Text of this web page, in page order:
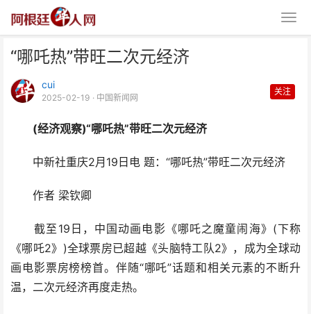
“哪吒热”带旺二次元经济
cui
2025-02-19 · 中国新闻网
关注
(经济观察)“哪吒热”带旺二次元经济
中新社重庆2月19日电 题：“哪吒热”带旺二次元经济
作者 梁钦卿
截至19日，中国动画电影《哪吒之魔童闹海》(下称
《哪吒2》)全球票房已超越《头脑特工队2》，成为全球动
画电影票房榜榜首。伴随“哪吒”话题和相关元素的不断升
温，二次元经济再度走热。
“哪吒热”带旺二次元经济